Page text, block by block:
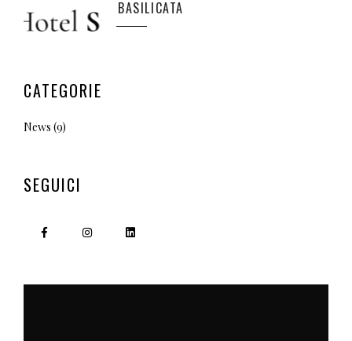
BASILICATA
CATEGORIE
News (9)
SEGUICI